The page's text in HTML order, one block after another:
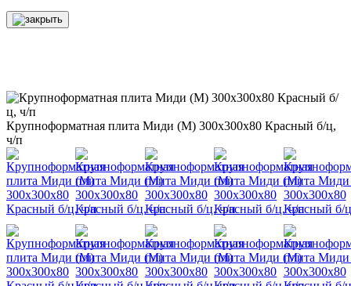
Крупноформатная плита Миди (М) 300х300х80 Красный б/ц,
ч/п